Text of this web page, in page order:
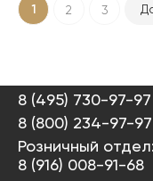
1 2 3
8 (495) 730-97-97
8 (800) 234-97-97
Розничный отдел:
8 (916) 008-91-68